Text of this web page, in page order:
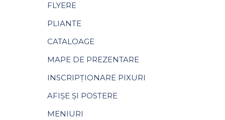
FLYERE
PLIANTE
CATALOAGE
MAPE DE PREZENTARE
INSCRIPȚIONARE PIXURI
AFIȘE ȘI POSTERE
MENIURI